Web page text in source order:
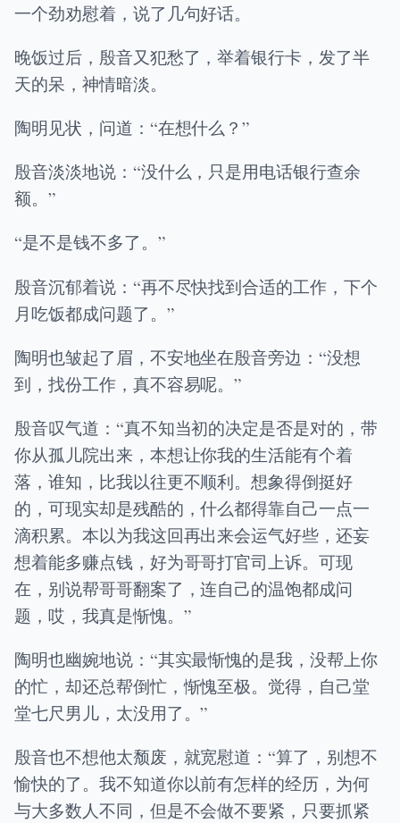
一个劲劝慰着，说了几句好话。
晚饭过后，殷音又犯愁了，举着银行卡，发了半
天的呆，神情暗淡。
陶明见状，问道：“在想什么？”
殷音淡淡地说：“没什么，只是用电话银行查余
额。”
“是不是钱不多了。”
殷音沉郁着说：“再不尽快找到合适的工作，下个
月吃饭都成问题了。”
陶明也皱起了眉，不安地坐在殷音旁边：“没想
到，找份工作，真不容易呢。”
殷音叹气道：“真不知当初的决定是否是对的，带
你从孤儿院出来，本想让你我的生活能有个着
落，谁知，比我以往更不顺利。想象得倒挺好
的，可现实却是残酷的，什么都得靠自己一点一
滴积累。本以为我这回再出来会运气好些，还妄
想着能多赚点钱，好为哥哥打官司上诉。可现
在，别说帮哥哥翻案了，连自己的温饱都成问
题，哎，我真是惭愧。”
陶明也幽婉地说：“其实最惭愧的是我，没帮上你
的忙，却还总帮倒忙，惭愧至极。觉得，自己堂
堂七尺男儿，太没用了。”
殷音也不想他太颓废，就宽慰道：“算了，别想不
愉快的了。我不知道你以前有怎样的经历，为何
与大多数人不同，但是不会做不要紧，只要抓紧